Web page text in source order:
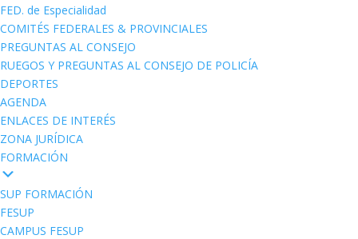
FED. de Especialidad
COMITÉS FEDERALES & PROVINCIALES
PREGUNTAS AL CONSEJO
RUEGOS Y PREGUNTAS AL CONSEJO DE POLICÍA
DEPORTES
AGENDA
ENLACES DE INTERÉS
ZONA JURÍDICA
FORMACIÓN
SUP FORMACIÓN
FESUP
CAMPUS FESUP